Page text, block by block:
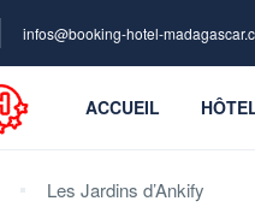
infos@booking-hotel-
ACCUEIL
Les Jardins d’Ankify